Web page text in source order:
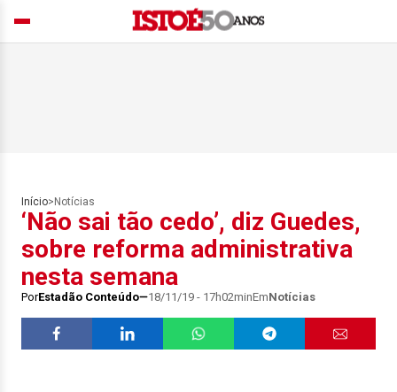
Início> Notícias
‘Não sai tão cedo’, diz Guedes,
sobre reforma administrativa
nesta semana
PorEstadão Conteúdo 18/11/19 - 17h02minEmNotícias